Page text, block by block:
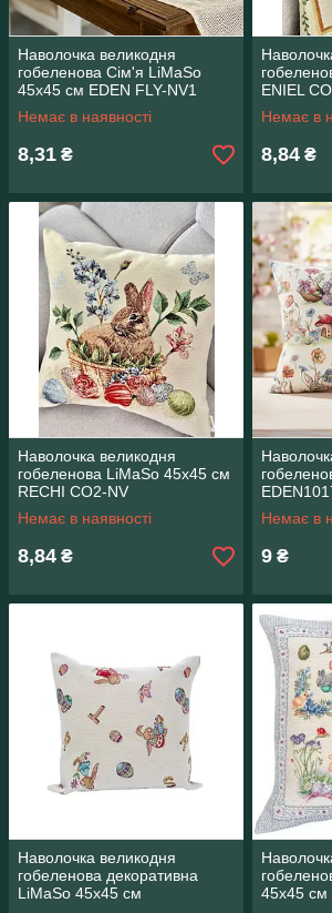
Наволочка великодня
гобеленова Сім'я LiMaSo
45х45 см EDEN FLY-NV1
Немає в наявності
8,31 ₴
ENIEL
Немає в
8,84 ₴
Наволочка великодня
гобеленова LiMaSo 45х45 см
RECHI CO2-NV
Немає в наявності
8,84 ₴
Немає в
9 ₴
Наволочка великодня
гобеленова декоративна
LiMaSo 45х45 см
45х45 см